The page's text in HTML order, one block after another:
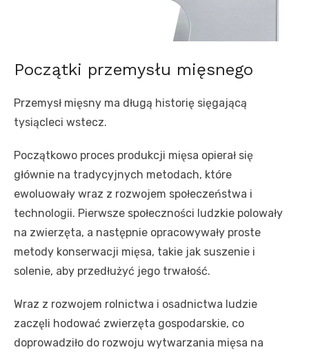
Początki przemysłu mięsnego
Przemysł mięsny ma długą historię sięgającą
tysiącleci wstecz.
Początkowo proces produkcji mięsa opierał się
głównie na tradycyjnych metodach, które
ewoluowały wraz z rozwojem społeczeństwa i
technologii. Pierwsze społeczności ludzkie polowały
na zwierzęta, a następnie opracowywały proste
metody konserwacji mięsa, takie jak suszenie i
solenie, aby przedłużyć jego trwałość.
Wraz z rozwojem rolnictwa i osadnictwa ludzie
zaczęli hodować zwierzęta gospodarskie, co
doprowadziło do rozwoju wytwarzania mięsa na